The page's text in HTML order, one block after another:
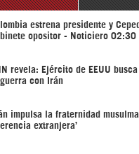
estrena presidente y
opositor - Noticiero 02:30
revela: Ejército de EEUU
guerra con Irán
impulsa la fraternidad
extranjera’